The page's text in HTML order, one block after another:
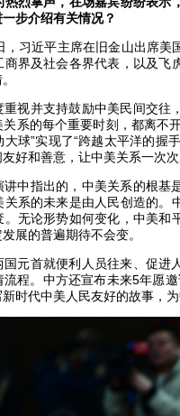
步介绍有关情况？
，习近平主席在旧金山出席
界及社会各界代表，以及飞
重视并支持鼓励中美民间交往
系的每个重要时刻，都离不
大球”实现了“跨越太平洋的握
好和善意，让中美关系一次次
中指出的，中美关系的根基
系的未来是由人民创造的
。无论形势如何变化，中美和
展的普遍期待不会变。
国元首就便利人员往来、促
程。中方还宣布未来5年愿
时代中美人民友好的故事，